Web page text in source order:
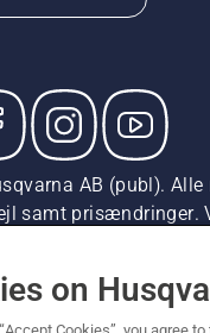
AB (publ). Alle
samt prisændringer.
on